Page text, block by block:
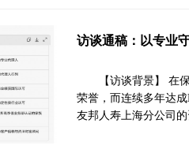
访谈通稿：以专业
【访谈背景】 在
荣誉，而连续多年达
友邦人寿上海分公司